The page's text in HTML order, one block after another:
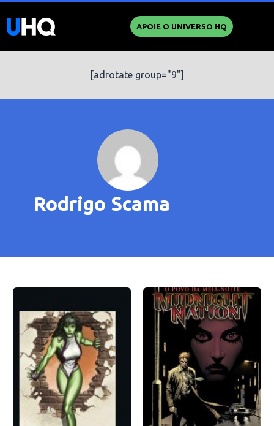
APOIE O UNIVERSO HQ
[adrotate group="9"]
Rodrigo Scama